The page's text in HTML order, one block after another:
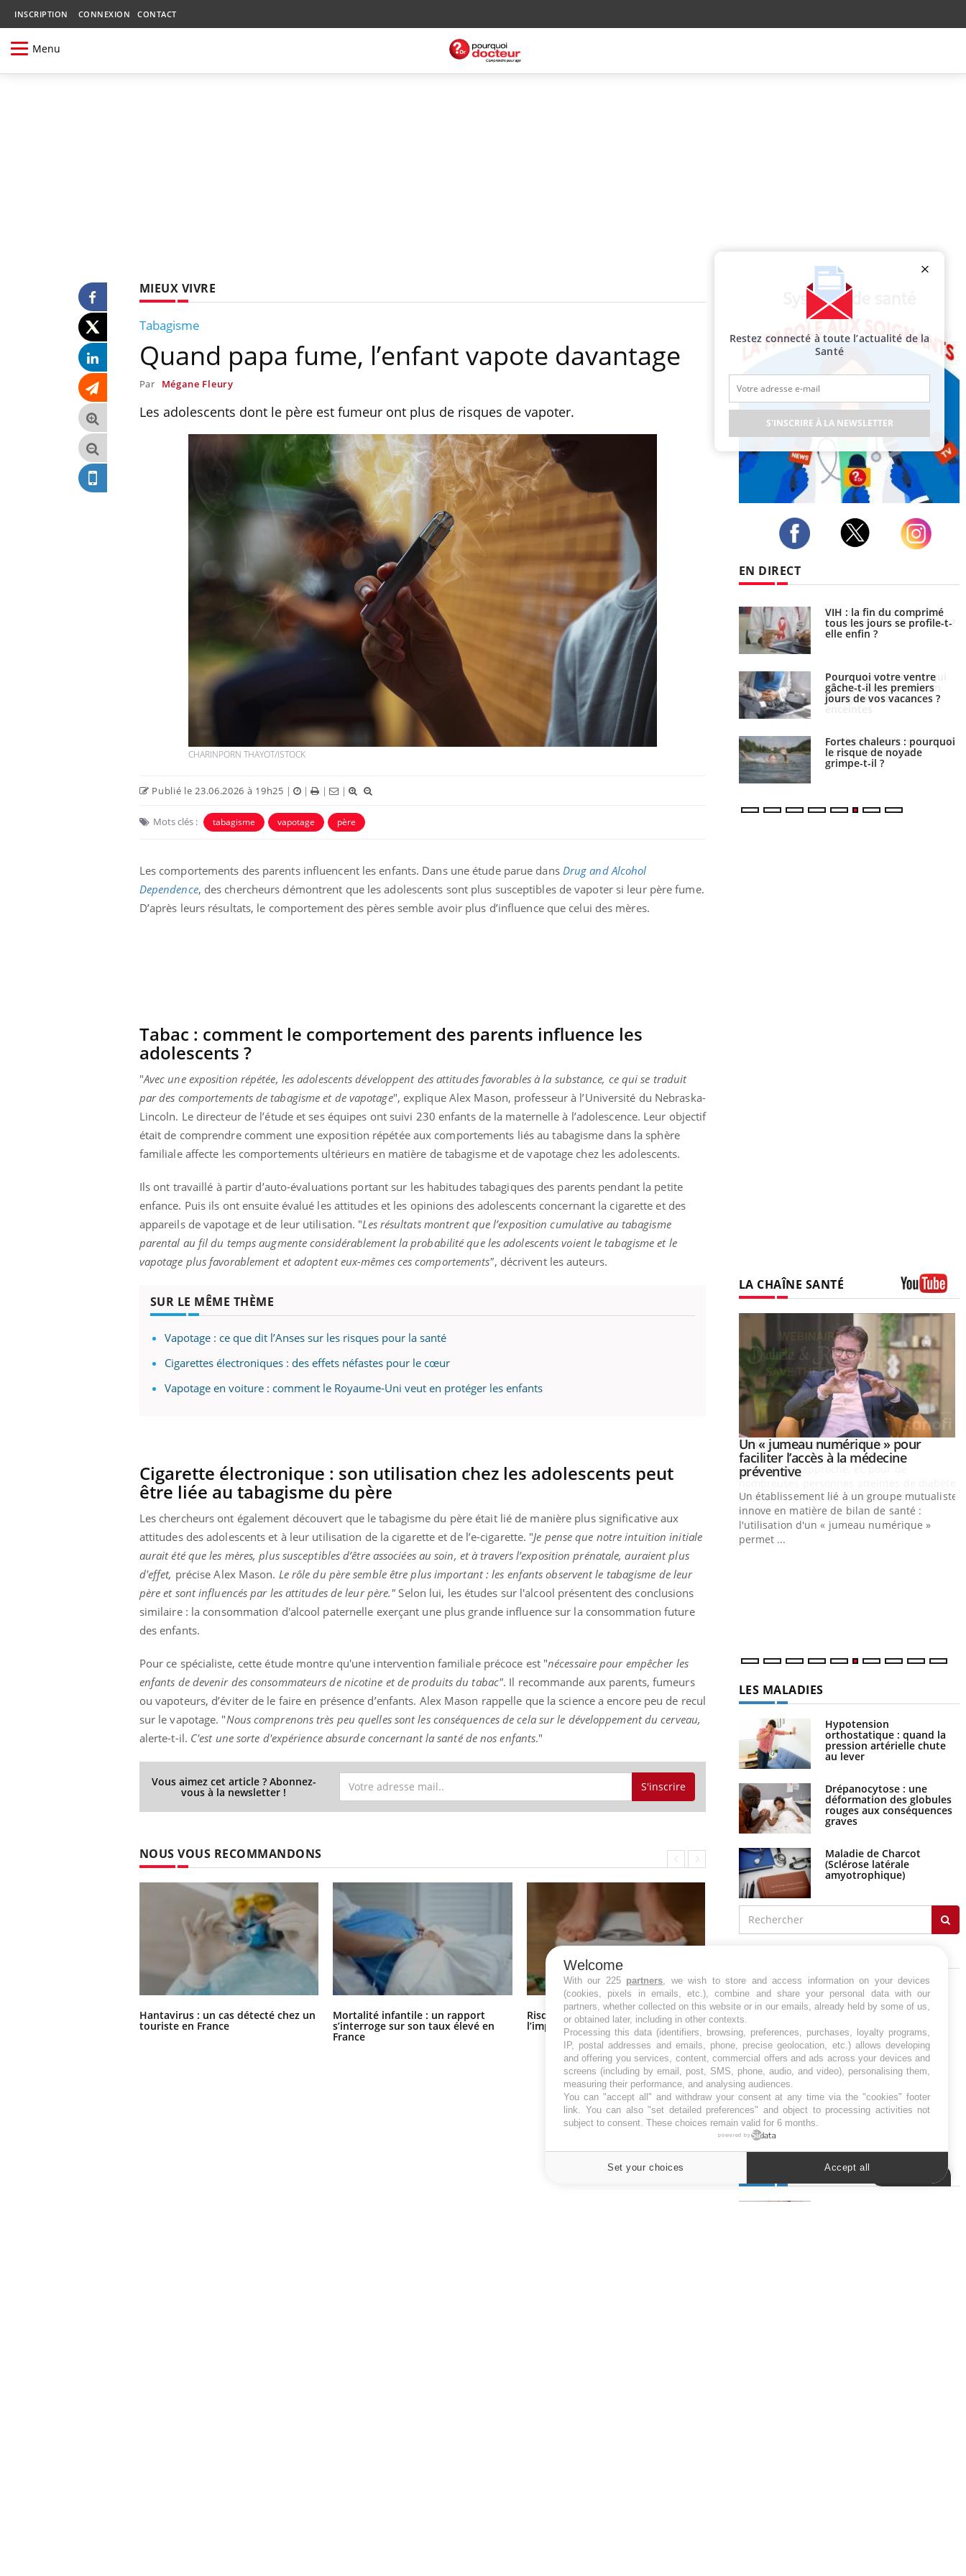
INSCRIPTION CONNEXION CONTACT
Menu
MIEUX VIVRE
Tabagisme
Quand papa fume, l’enfant vapote davantage
Par Mégane Fleury
Les adolescents dont le père est fumeur ont plus de risques de vapoter.
CHARINPORN THAYOT/ISTOCK
Publié le 23.06.2026 à 19h25 | | | |
Mots clés : tabagisme vapotage père
Les comportements des parents influencent les enfants. Dans une étude parue dans Drug and Alcohol
Dependence, des chercheurs démontrent que les adolescents sont plus susceptibles de vapoter si leur père fume.
D’après leurs résultats, le comportement des pères semble avoir plus d’influence que celui des mères.
Tabac : comment le comportement des parents influence les
adolescents ?
"Avec une exposition répétée, les adolescents développent des attitudes favorables à la substance, ce qui se traduit
par des comportements de tabagisme et de vapotage", explique Alex Mason, professeur à l’Université du Nebraska-
Lincoln. Le directeur de l’étude et ses équipes ont suivi 230 enfants de la maternelle à l’adolescence. Leur objectif
était de comprendre comment une exposition répétée aux comportements liés au tabagisme dans la sphère
familiale affecte les comportements ultérieurs en matière de tabagisme et de vapotage chez les adolescents.
Ils ont travaillé à partir d’auto-évaluations portant sur les habitudes tabagiques des parents pendant la petite
enfance. Puis ils ont ensuite évalué les attitudes et les opinions des adolescents concernant la cigarette et des
appareils de vapotage et de leur utilisation. "Les résultats montrent que l’exposition cumulative au tabagisme
parental au fil du temps augmente considérablement la probabilité que les adolescents voient le tabagisme et le
vapotage plus favorablement et adoptent eux-mêmes ces comportements", décrivent les auteurs.
SUR LE MÊME THÈME
Vapotage : ce que dit l’Anses sur les risques pour la santé
Cigarettes électroniques : des effets néfastes pour le cœur
Vapotage en voiture : comment le Royaume-Uni veut en protéger les enfants
Cigarette électronique : son utilisation chez les adolescents peut
être liée au tabagisme du père
Les chercheurs ont également découvert que le tabagisme du père était lié de manière plus significative aux
attitudes des adolescents et à leur utilisation de la cigarette et de l’e-cigarette. "Je pense que notre intuition initiale
aurait été que les mères, plus susceptibles d’être associées au soin, et à travers l’exposition prénatale, auraient plus
d'effet, précise Alex Mason. Le rôle du père semble être plus important : les enfants observent le tabagisme de leur
père et sont influencés par les attitudes de leur père." Selon lui, les études sur l'alcool présentent des conclusions
similaire : la consommation d'alcool paternelle exerçant une plus grande influence sur la consommation future
des enfants.
Pour ce spécialiste, cette étude montre qu'une intervention familiale précoce est "nécessaire pour empêcher les
enfants de devenir des consommateurs de nicotine et de produits du tabac". Il recommande aux parents, fumeurs
ou vapoteurs, d’éviter de le faire en présence d’enfants. Alex Mason rappelle que la science a encore peu de recul
sur le vapotage. "Nous comprenons très peu quelles sont les conséquences de cela sur le développement du cerveau,
alerte-t-il. C'est une sorte d'expérience absurde concernant la santé de nos enfants."
Vous aimez cet article ? Abonnez-
vous à la newsletter ! S'inscrire
NOUS VOUS RECOMMANDONS
Hantavirus : un cas détecté chez un
touriste en France
Mortalité infantile : un rapport
s’interroge sur son taux élevé en
France
Risque de cancer : sous-estime-t-on
l’impact du surpoids ?
Régimes cétogènes : un risque de
cancer de l’intestin grêle
EN DIRECT
Mortalité infantile : un
rapport s’interroge sur son
Grossesse à risque : ce jus
naturel attire l'attention
écrans en vacances ?
Toujours connectés :
comment le travail
empiète de plus en plus
sur nos soirées
Cancer colorectal : une
stratégie simple aurait
changé la donne au Pays
basque
Chikungunya, dengue,
Les médicaments GLP-1
protègent-ils aussi les os ?
Cytomégalovirus : ce qui
change dans la prise en
charge des femmes
enceintes
La sieste empêche-t-elle de
VIH : la fin du comprimé
tous les jours se profile-t-
elle enfin ?
Pourquoi votre ventre
gâche-t-il les premiers
jours de vos vacances ?
Fortes chaleurs : pourquoi
le risque de noyade
grimpe-t-il ?
LA CHAÎNE SANTÉ
En 2026, l'insuline dans le diabète de type 2
reste entourée d'idées reçues chez les
patients comme parfois chez les soignants.
L'été arrive… et avec lui, un tout nouveau
rythme de vie ! Vacances, plage, piscine,
soleil, activités en plein air… Nos mains sont
...
Le Ramadan approche, et, pour de
nombreuses personnes atteintes de diabète,
mais ...
Youtube
Un « jumeau numérique » pour
faciliter l’accès à la médecine
préventiveYoutube
Un établissement lié à un groupe mutualiste
innove en matière de bilan de santé :
l'utilisation d'un « jumeau numérique »
permet ...
LES MALADIES
Hypotension
orthostatique : quand la
pression artérielle chute
au lever
Drépanocytose : une
déformation des globules
rouges aux conséquences
graves
Maladie de Charcot
(Sclérose latérale
amyotrophique)
Restez connecté à toute l’actualité de la
Santé
S'INSCRIRE À LA NEWSLETTER
Welcome
With our 225 partners, we wish to store and access information on your devices
(cookies, pixels in emails, etc.), combine and share your personal data with our
partners, whether collected on this website or in our emails, already held by some of us,
or obtained later, including in other contexts.
Processing this data (identifiers, browsing, preferences, purchases, loyalty programs,
IP, postal addresses and emails, phone, precise geolocation, etc.) allows developing
and offering you services, content, commercial offers and ads across your devices and
screens (including by email, post, SMS, phone, audio, and video), personalising them,
measuring their performance, and analysing audiences.
You can "accept all" and withdraw your consent at any time via the "cookies" footer
link. You can also "set detailed preferences" and object to processing activities not
subject to consent. These choices remain valid for 6 months.
powered by
Set your choices Accept all